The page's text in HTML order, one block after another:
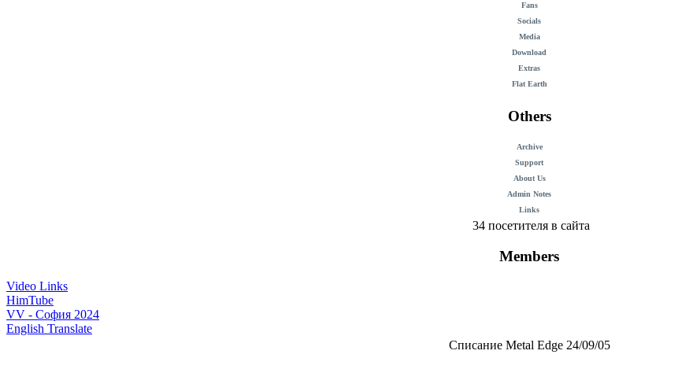
Fans
Socials
Media
Download
Extras
Flat Earth
Others
Archive
Support
About Us
Admin Notes
Links
34 посетителя в сайта
Members
Video Links
HimTube
VV - София 2024
English Translate
Списание Metal Edge 24/09/05